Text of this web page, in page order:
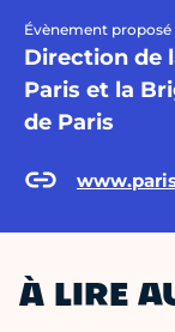
Évènement proposé
Direction de
Paris et la
de Paris
À LIRE